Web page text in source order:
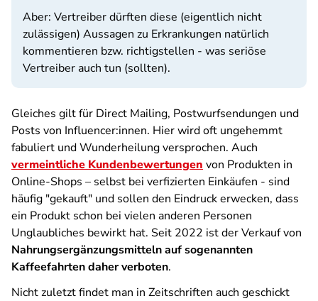
Aber: Vertreiber dürften diese (eigentlich nicht
zulässigen) Aussagen zu Erkrankungen natürlich
kommentieren bzw. richtigstellen - was seriöse
Vertreiber auch tun (sollten).
Gleiches gilt für Direct Mailing, Postwurfsendungen und
Posts von Influencer:innen. Hier wird oft ungehemmt
fabuliert und Wunderheilung versprochen. Auch
vermeintliche Kundenbewertungen von Produkten in
Online-Shops – selbst bei verfizierten Einkäufen - sind
häufig "gekauft" und sollen den Eindruck erwecken, dass
ein Produkt schon bei vielen anderen Personen
Unglaubliches bewirkt hat. Seit 2022 ist der Verkauf von
Nahrungsergänzungsmitteln auf sogenannten
Kaffeefahrten daher verboten.
Nicht zuletzt findet man in Zeitschriften auch geschickt